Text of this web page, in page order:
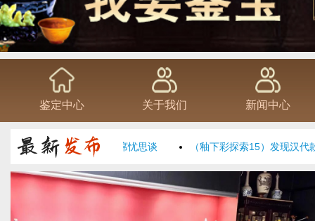
鉴定中心 关于我们 新闻中心
——与丘小君先生一席忧思谈 （釉下彩探索15）发现汉代款“青
1 2 3 4 5 6 7 8 9 10